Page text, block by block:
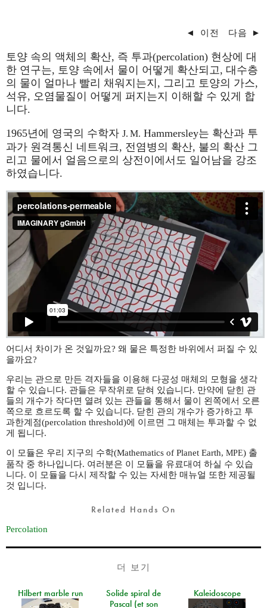
◄ 이전 다음 ►
토양 속의 액체의 확산, 즉 투과(percolation) 현상에 대
한 연구는, 토양 속에서 물이 어떻게 확산되고, 대수층
의 물이 얼마나 빨리 채워지는지, 그리고 토양의 가스,
석유, 오염물질이 어떻게 퍼지는지 이해할 수 있게 합
니다.
1965년에 영국의 수학자 J. M. Hammersley는 확산과 투
과가 원격통신 네트워크, 전염병의 확산, 불의 확산 그
리고 물에서 얼음으로의 상전이에서도 일어남을 강조
하였습니다.
어디서 차이가 온 것일까요? 왜 물은 특정한 바위에서 퍼질 수 있
을까요?
우리는 관으로 만든 격자들을 이용해 다공성 매체의 모형을 생각
할 수 있습니다. 관들은 무작위로 닫혀 있습니다. 만약에 닫힌 관
들의 개수가 작다면 열려 있는 관들을 통해서 물이 왼쪽에서 오른
쪽으로 흐르도록 할 수 있습니다. 닫힌 관의 개수가 증가하고 투
과한계점(percolation threshold)에 이르면 그 매체는 투과할 수 없
게 됩니다.
이 모듈은 우리 지구의 수학(Mathematics of Planet Earth, MPE) 출
품작 중 하나입니다. 여러분은 이 모듈을 유료대여 하실 수 있습
니다. 이 모듈을 다시 제작할 수 있는 자세한 매뉴얼 또한 제공될
것 입니다.
Related Hands On
Percolation
더 보기
Hilbert marble run
Solide spiral de
Pascal (et son
Kaleidoscope